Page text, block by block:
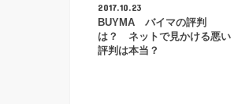
2017.10.23
BUYMA バイマの評判
は？ ネットで見かける悪い
評判は本当？